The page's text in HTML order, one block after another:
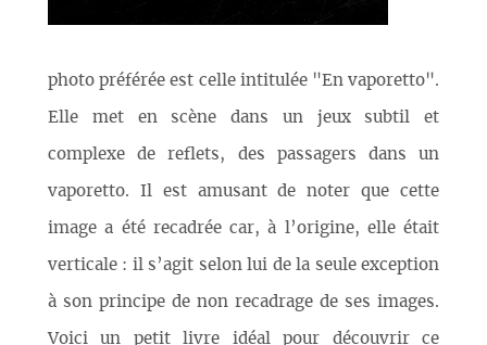
photo préférée est celle intitulée "En vaporetto".
Elle met en scène dans un jeux subtil et
complexe de reflets, des passagers dans un
vaporetto. Il est amusant de noter que cette
image a été recadrée car, à l’origine, elle était
verticale : il s’agit selon lui de la seule exception
à son principe de non recadrage de ses images.
Voici un petit livre idéal pour découvrir ce